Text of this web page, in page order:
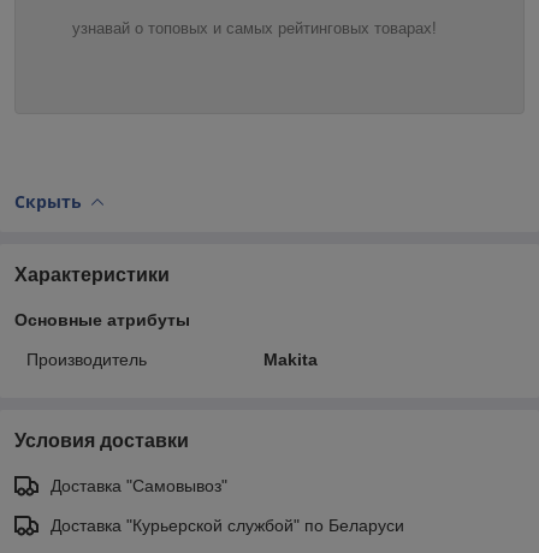
узнавай о топовых и самых рейтинговых товарах!
Скрыть
Характеристики
Основные атрибуты
Производитель Makita
Условия доставки
Доставка "Самовывоз"
Доставка "Курьерской службой" по Беларуси